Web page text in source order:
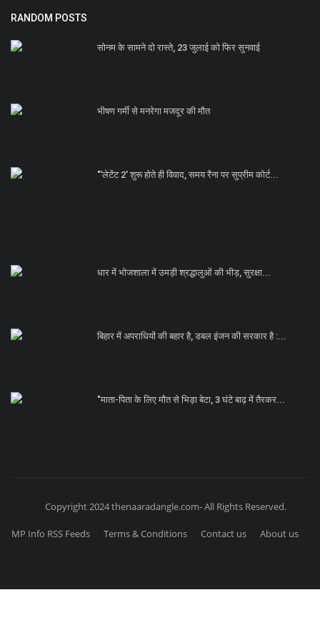
RANDOM POSTS
सोनम के सामने दो रास्ते, 23 जुलाई को फिर सुनवाई
भीषण गर्मी से मनरेगा मजदूर की मौत
"'लेटेंट 2' शुरू होते ही विवाद, समय रैना पर सुप्रीम कोर्ट...
धार में भोजशाला में उमड़ी श्रद्धालुओं की भीड़, सुरक्षा...
बिहार में अपराधियों की बहार है, डबल इंजन की सरकार है :...
"माता-पिता के लिए मौत से भिड़ा बेटा, 3 घंटे बाढ़ में तैरकर...
Copyright 2024 thenaaradangle.com- All Rights Reserved.
MP Info RSS Feeds Terms & Conditions Contact us About us